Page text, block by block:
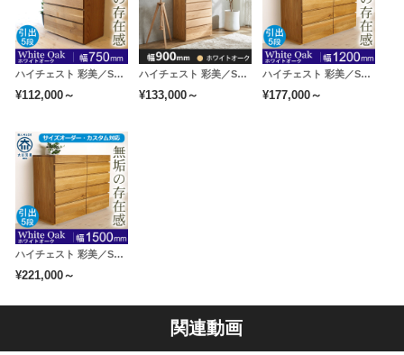
ハイチェスト 彩美／SAIBI-幅750mm（ホワイトオーク-シンプル）md
¥112,000～
ハイチェスト 彩美／SAIBI-幅900mm（ホワイトオーク-シンプル） md
¥133,000～
ハイチェスト 彩美／SAIBI-幅1200mm（ホワイトオーク-シンプル） md
¥177,000～
ハイチェスト 彩美／SAIBI-幅1500mm（ホワイトオーク-シンプル）md
¥221,000～
関連動画